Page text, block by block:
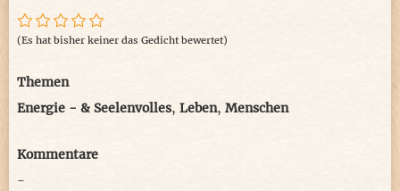
(Es hat bisher keiner das Gedicht bewertet)
Themen
Energie - & Seelenvolles, Leben, Menschen
Kommentare
-